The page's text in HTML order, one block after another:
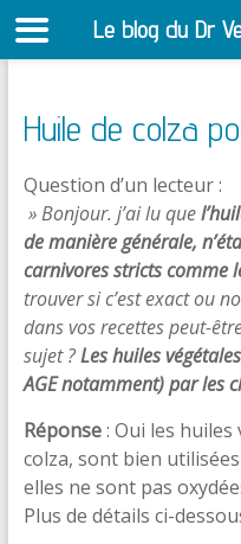
Huile de colza
Question d’un lecteur :
» Bonjour. j’ai lu que
de manière générale,
carnivores stricts comme
trouver si c’est exact ou
dans vos recettes peut-
sujet ?Les huiles
AGE notamment) par les
Réponse: Oui les huiles
colza, sont bien
elles ne sont pas
Plus de détails ci-
Le blog du Dr